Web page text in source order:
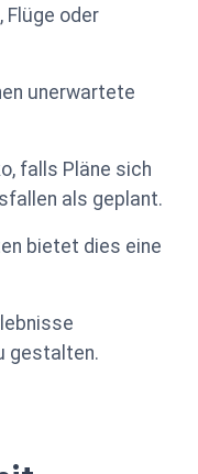
Flüge oder
unerwartete
falls Pläne sich
als geplant.
bietet dies eine
gestalten.